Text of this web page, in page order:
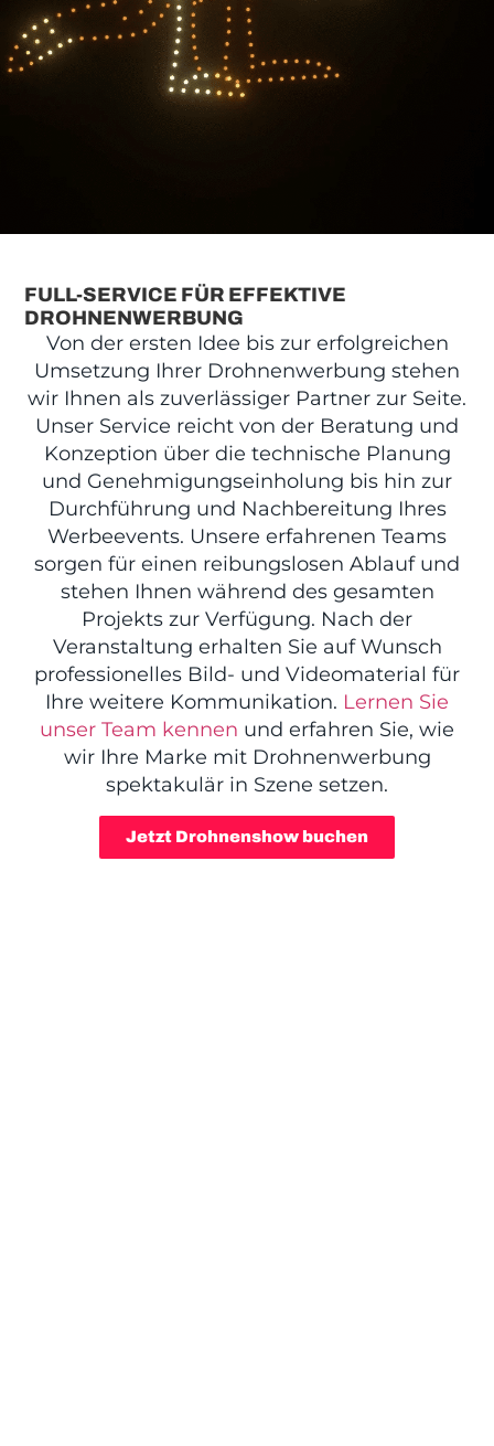
FULL-SERVICE FÜR EFFEKTIVE
DROHNENWERBUNG
Von der ersten Idee bis zur erfolgreichen
Umsetzung Ihrer Drohnenwerbung stehen
wir Ihnen als zuverlässiger Partner zur Seite.
Unser Service reicht von der Beratung und
Konzeption über die technische Planung
und Genehmigungseinholung bis hin zur
Durchführung und Nachbereitung Ihres
Werbeevents. Unsere erfahrenen Teams
sorgen für einen reibungslosen Ablauf und
stehen Ihnen während des gesamten
Projekts zur Verfügung. Nach der
Veranstaltung erhalten Sie auf Wunsch
professionelles Bild- und Videomaterial für
Ihre weitere Kommunikation. Lernen Sie
unser Team kennen und erfahren Sie, wie
wir Ihre Marke mit Drohnenwerbung
spektakulär in Szene setzen.
Jetzt Drohnenshow buchen